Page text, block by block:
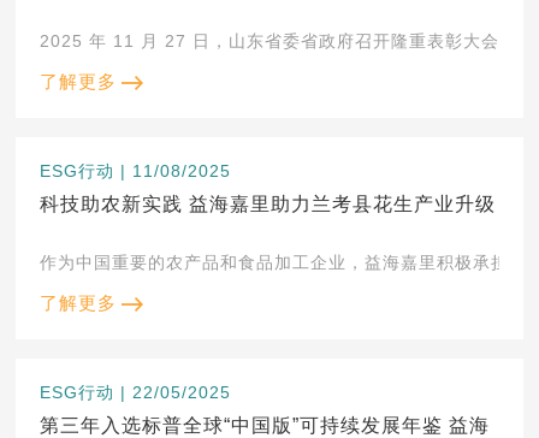
2025 年 11 月 27 日，山东省委省政府召开隆重表彰大会，
了解更多
ESG行动 | 11/08/2025
科技助农新实践 益海嘉里助力兰考县花生产业升级
作为中国重要的农产品和食品加工企业，益海嘉里积极承担
了解更多
ESG行动 | 22/05/2025
第三年入选标普全球“中国版”可持续发展年鉴 益海